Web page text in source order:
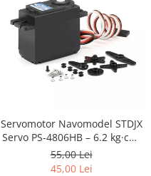
Servomotor Navomodel STDJX
Servo PS-4806HB – 6.2 kg·cm,
Analog, Angrenaje Plastic,
Ideal pentru Cârmă
55,00 Lei
45,00 Lei